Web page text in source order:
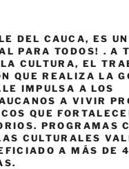
DEL CAUCA, ES
PARA TODOS! . A
CULTURA, EL
QUE REALIZA LA
IMPULSA A LOS
A VIVIR
QUE
PROGRAMAS
CULTURALES
A MÁS DE